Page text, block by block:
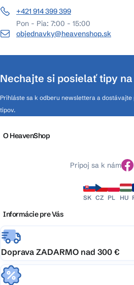
+421 914 399 399
Pon - Pia: 7:00 - 15:00
objednavky@heavenshop.sk
Nechajte si posielať tipy
Prihláste sa k odberu newslettera a
tipov.
O HeavenShop
Pripoj sa k nám
SK CZ PL HU
Informácie pre Vás
Doprava ZADARMO nad 300 €